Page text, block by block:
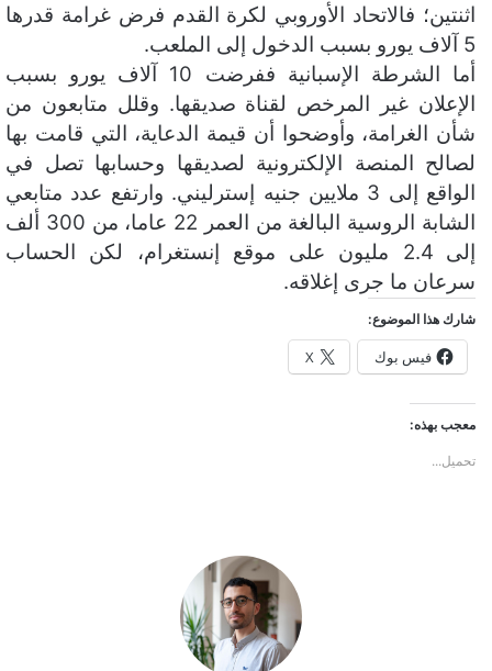
اثنتين؛ فالاتحاد الأوروبي لكرة القدم فرض غرامة قدرها
5 آلاف يورو بسبب الدخول إلى الملعب.
أما الشرطة الإسبانية ففرضت 10 آلاف يورو بسبب
الإعلان غير المرخص لقناة صديقها. وقلل متابعون من
شأن الغرامة، وأوضحوا أن قيمة الدعاية، التي قامت بها
لصالح المنصة الإلكترونية لصديقها وحسابها تصل في
الواقع إلى 3 ملايين جنيه إسترليني. وارتفع عدد متابعي
الشابة الروسية البالغة من العمر 22 عاما، من 300 ألف
إلى 2.4 مليون على موقع إنستغرام، لكن الحساب
سرعان ما جرى إغلاقه.
شارك هذا الموضوع:
فيس بوك X
معجب بهذه:
تحميل...